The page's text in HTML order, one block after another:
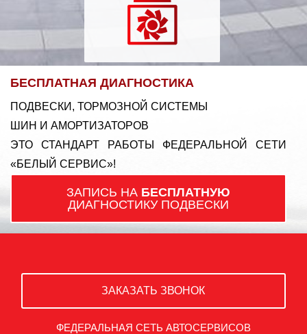
БЕСПЛАТНАЯ ДИАГНОСТИКА
ПОДВЕСКИ, ТОРМОЗНОЙ СИСТЕМЫ
ШИН И АМОРТИЗАТОРОВ
ЭТО СТАНДАРТ РАБОТЫ ФЕДЕРАЛЬНОЙ СЕТИ
«БЕЛЫЙ СЕРВИС»!
ЗАПИСЬ НА БЕСПЛАТНУЮ
ДИАГНОСТИКУ ПОДВЕСКИ
ЗАКАЗАТЬ ЗВОНОК
ФЕДЕРАЛЬНАЯ СЕТЬ АВТОСЕРВИСОВ